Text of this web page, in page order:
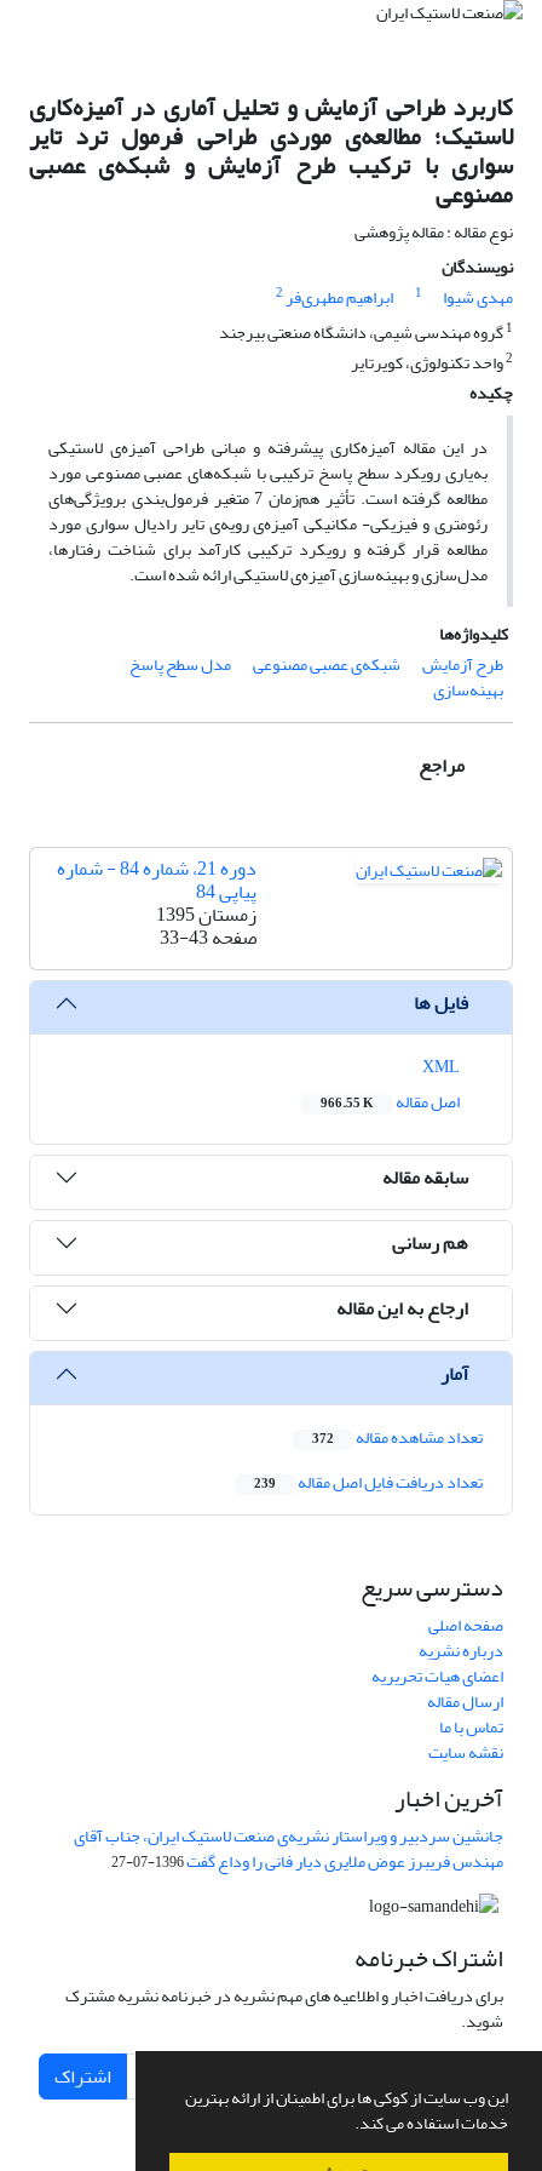
این وب سایت از کوکی ها برای اطمینان از ارائه بهترین
خدمات استفاده می کند.
کاربرد طراحی آزمایش و تحلیل آماری در آمیزه‌کاری
لاستیک؛ مطالعه‌ی موردی طراحی فرمول ترد تایر
سواری با ترکیب طرح آزمایش و شبکه‌ی عصبی
مصنوعی
نوع مقاله : مقاله پژوهشی
نویسندگان
مهدی شیوا
1 ابراهیم مطهری‌فر2
1گروه مهندسی شیمی، دانشگاه صنعتی بیرجند
2واحد تکنولوژی، کویرتایر
چکیده
در این مقاله آمیزه‌کاری پیشرفته و مبانی طراحی آمیزه‌ی لاستیکی
به‌یاری رویکرد سطح پاسخ ترکیبی با شبکه‌های عصبی مصنوعی مورد
مطالعه گرفته است. تأثیر هم‌زمان 7 متغیر فرمول‌بندی برویژگی‌های
رئومتری و فیزیکی- مکانیکی آمیزه‌ی رویه‌ی تایر رادیال سواری مورد
مطالعه قرار گرفته و رویکرد ترکیبی کارآمد برای شناخت رفتارها،
مدل‌سازی و بهینه‌سازی آمیزه‌ی لاستیکی ارائه شده است.
کلیدواژه‌ها
طرح آزمایش
شبکه‌ی عصبی مصنوعی مدل سطح پاسخ
بهینه‌سازی
مراجع
دوره 21، شماره 84 - شماره
پیاپی 84
زمستان 1395
صفحه33-43
فایل ها
اصل مقاله
966.55 K
سابقه مقاله
هم رسانی
ارجاع به این مقاله
آمار
تعداد مشاهده مقاله 372
تعداد دریافت فایل اصل مقاله 239
دسترسی سریع
صفحه اصلی
درباره نشریه
اعضای هیات تحریریه
ارسال مقاله
تماس با ما
نقشه سایت
آخرین اخبار
جانشین سردبیر و ویراستار نشریه‌ی صنعت لاستیک ایران، جناب آقای
مهندس فریبرز عوض ملایری دیار فانی را وداع گفت1396-07-27
اشتراک خبرنامه
برای دریافت اخبار و اطلاعیه های مهم نشریه در خبرنامه نشریه مشترک
شوید.
اشتراک